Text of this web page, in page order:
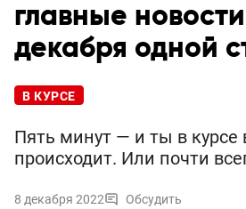
главные
декабря одной
В КУРСЕ
Пять минут — и ты в курсе
происходит. Или почти
8 декабря 2022 Обсудить